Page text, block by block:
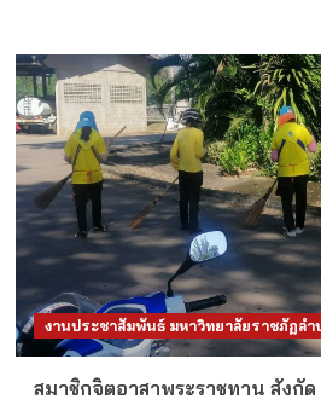
งานประชาสัมพันธ์ มหาวิทยาลัยราชภัฏลำ
สมาชิกจิตอาสาพระราชทาน สัง